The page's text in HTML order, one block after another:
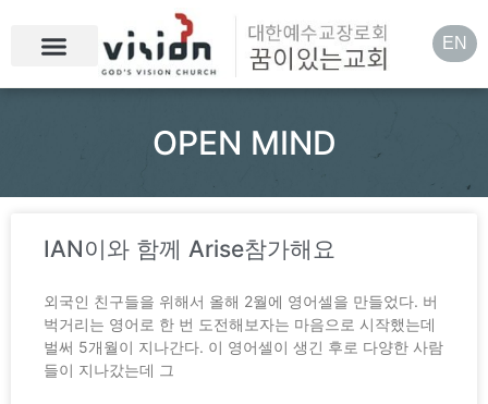
EN
OPEN MIND
IAN이와 함께 Arise참가해요
외국인 친구들을 위해서 올해 2월에 영어셀을 만들었다. 버
벅거리는 영어로 한 번 도전해보자는 마음으로 시작했는데
벌써 5개월이 지나간다. 이 영어셀이 생긴 후로 다양한 사람
들이 지나갔는데 그